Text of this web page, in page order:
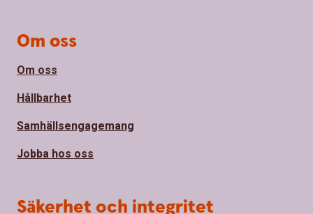
Om oss
Om oss
Hållbarhet
Samhällsengagemang
Jobba hos oss
Säkerhet och integritet